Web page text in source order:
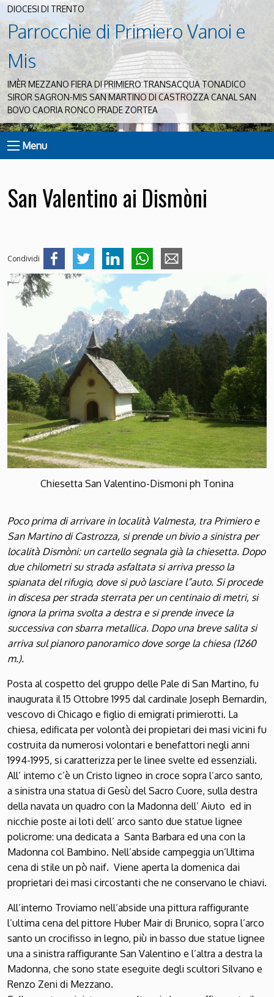
DIOCESI DI TRENTO
Parrocchie di Primiero Vanoi e
Mis
IMÈR MEZZANO FIERA DI PRIMIERO TRANSACQUA TONADICO
SIROR SAGRON-MIS SAN MARTINO DI CASTROZZA CANAL SAN
BOVO CAORIA RONCO PRADE ZORTEA
Menu
San Valentino ai Dismòni
Condividi
Chiesetta San Valentino-Dismoni ph Tonina
Poco prima di arrivare in località Valmesta, tra Primiero e
San Martino di Castrozza, si prende un bivio a sinistra per
località Dismòni: un cartello segnala già la chiesetta. Dopo
due chilometri su strada asfaltata si arriva presso la
spianata del rifugio, dove si può lasciare l”auto. Si procede
in discesa per strada sterrata per un centinaio di metri, si
ignora la prima svolta a destra e si prende invece la
successiva con sbarra metallica. Dopo una breve salita si
arriva sul pianoro panoramico dove sorge la chiesa (1260
m.).
Posta al cospetto del gruppo delle Pale di San Martino, fu
inaugurata il 15 Ottobre 1995 dal cardinale Joseph Bernardin,
vescovo di Chicago e figlio di emigrati primierotti. La
chiesa, edificata per volontà dei propietari dei masi vicini fu
costruita da numerosi volontari e benefattori negli anni
1994-1995, si caratterizza per le linee svelte ed essenziali.
All’ interno c’è un Cristo ligneo in croce sopra l’arco santo,
a sinistra una statua di Gesù del Sacro Cuore, sulla destra
della navata un quadro con la Madonna dell’ Aiuto ed in
nicchie poste ai loti dell’ arco santo due statue lignee
policrome: una dedicata a Santa Barbara ed una con la
Madonna col Bambino. Nell’abside campeggia un’Ultima
cena di stile un pò naif. Viene aperta la domenica dai
proprietari dei masi circostanti che ne conservano le chiavi.
All’interno Troviamo nell’abside una pittura raffigurante
l’ultima cena del pittore Huber Mair di Brunico, sopra l’arco
santo un crocifisso in legno, più in basso due statue lignee
una a sinistra raffigurante San Valentino e l’altra a destra la
Madonna, che sono state eseguite degli scultori Silvano e
Renzo Zeni di Mezzano.